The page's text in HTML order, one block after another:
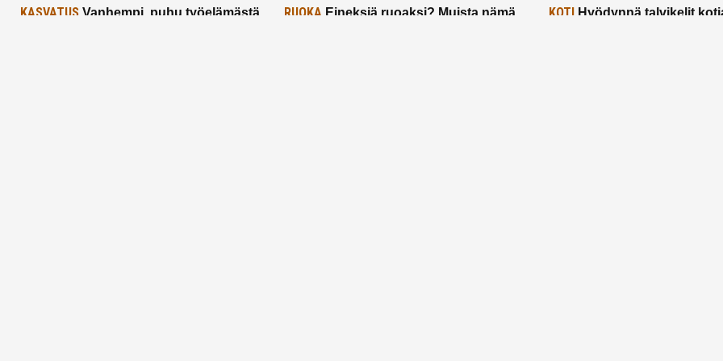
KASVATUS Vanhempi, puhu työelämästä
RUOKA Eineksiä ruoaksi? Muista nämä
KOTIHyödynnä talvikelit